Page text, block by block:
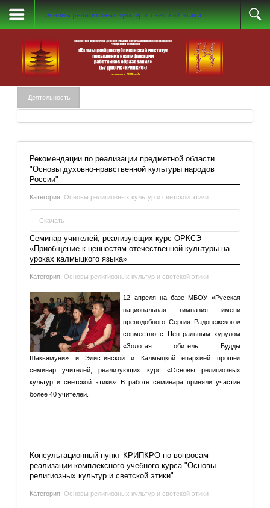
Основы религиозных культур и светской этики
Деятельность
Рекомендации по реализации предметной области
"Основы духовно-нравственной культуры народов
России"
Категория:Основы религиозных культур и светской этики
Скачать
Рекомендации по реализации предметной области
"Основы духовно-нравственной культуры народов
Семинар учителей, реализующих курс ОРКСЭ
«Приобщение к ценностям отечественной культуры на
уроках калмыцкого языка»
Категория:Основы религиозных культур и светской этики
12 апреля на базе МБОУ «Русская
национальная гимназия имени
преподобного Сергия Радонежского»
совместно с Центральным хурулом
«Золотая обитель Будды
Шакьямуни» и Элистинской и Калмыцкой епархией прошел
семинар учителей, реализующих курс «Основы религиозных
культур и светской этики». В работе семинара приняли участие
более 40 учителей.
Консультационный пункт КРИПКРО по вопросам
реализации комплексного учебного курса "Основы
религиозных культур и светской этики"
Категория:Основы религиозных культур и светской этики